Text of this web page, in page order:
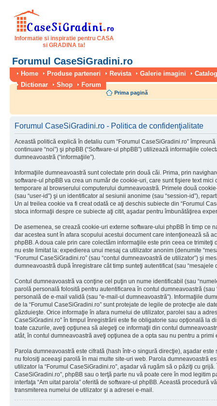
Informatie si inspiratie pentru CASA
si GRADINA ta!
Forumul CaseSiGradini.ro
Home Produse parteneri Revista Galerie imagini
Dictionar
Shop Forum
Prima pagină
Forumul CaseSiGradini.ro - Politica de confidenţialitate
Această politică explică în detaliu cum “Forumul CaseSiGradini.ro”
continuare “noi”) şi phpBB (“Software-ul phpBB”) utilizează informaţiile
dumneavoastră (“informaţiile”).
Informaţiile dumneavoastră sunt colectate prin două căi. Prima, prin
software-ul phpBB va crea un număr de cookie-uri, care sunt fişiere text mici
temporare al browserului computerului dumneavoastră. Primele două
(sau “user-id”) şi un identificator al sesiunii anonime (sau “session-id”),
Un al treilea cookie va fi creat odată ce aţi deschis subiecte din “Forumul
stoca informaţii despre ce subiecte aţi citit, aşadar pentru îmbunătăţirea
De asemenea, se crează cookie-uri externe software-ului phpBB în timp ce
dar acestea sunt în afara scopului acestui document care intenţionează să
phpBB. A doua cale prin care colectăm informaţiile este prin ceea ce trimiteţi
nu este limitat la: expedierea unui mesaj ca utilizator anonim (denumite
“Forumul CaseSiGradini.ro” (sau “contul dumneavoastră de utilizator”) şi
dumneavoastră după înregistrare cât timp sunteţi autentificat (sau “mesajele
Contul dumneavoastră va conţine cel puţin un nume identificabil (sau
parolă personală folosită pentru autentificarea în contul dumneavoastră (sau
personală de e-mail validă (sau “e-mail-ul dumneavoastră”). Informaţiile
de la “Forumul CaseSiGradini.ro” sunt protejate de legile de protecţie ale
găzduieşte. Orice informaţie în afara numelui de utilizator, parolei sau a
CaseSiGradini.ro” în timpul înregistrării este fie obligatorie sau opţională la
toate cazurile, aveţi opţiunea să alegeţi ce informaţii din contul
atât, în contul dumneavoastră aveţi opţiunea de a opta sau nu pentru a
Parola dumneavoastră este cifrată (hash într-o singură direcţie), aşadar este
nu folosiţi aceeaşi parolă în mai multe site-uri web. Parola dumneavoastră
utilizator la “Forumul CaseSiGradini.ro”, aşadar vă rugăm să o păziţi cu
CaseSiGradini.ro”, phpBB sau o terţă parte nu vă poate cere în mod legitim
interfaţa “Am uitat parola” oferită de software-ul phpBB. Această procedură
transmiterea numelui de utilizator şi a adresei e-mail.